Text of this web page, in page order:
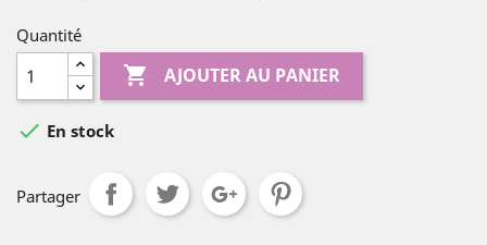
Quantité
 AJOUTER AU PANIER
 En stock
Partager